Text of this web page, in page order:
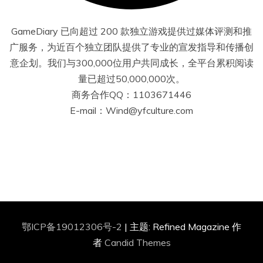
GameDiary 已向超过 200 款独立游戏提供过媒体评测和推
广服务，为近百个独立团队提供了专业的宣发指导和传播创
意企划。我们与300,000位用户共同成长，全平台累积阅读
量已超过50,000,000次。
商务合作QQ：1103671446
E-mail：Wind@yfculture.com
鄂ICP备19012306号-2 | 主题: Refined Magazine 作
者 Candid Themes